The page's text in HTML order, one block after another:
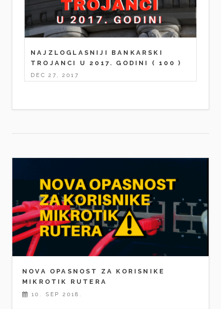
NAJZLOGLASNIJI BANKARSKI
TROJANCI U 2017. GODINI
( 100 )
DEC 27, 2017
NOVA OPASNOST ZA KORISNIKE
MIKROTIK RUTERA
10. SEP 2018.